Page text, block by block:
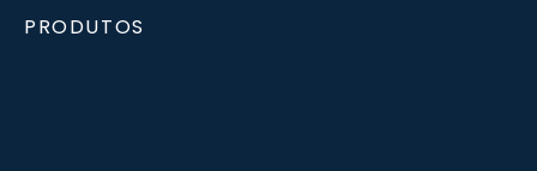
PRODUTOS